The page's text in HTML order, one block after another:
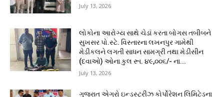
July 13, 2026
લોકોના આરોગ્ય સાથે ચેડાં કરતા બોગસ તબીબને
સુખસર પો.સ્ટે. વિસ્તારના લખનપુર ગામેથી
મેડીકલને લગતી સાધન સામગ્રી તથા મેડીસીન
(દવાઓ) ઓના કુલ રૂા. ૪૯,૦૦૬/- ના...
July 13, 2026
ગુજરાત એગ્રો ઇન્ડસ્ટ્રીઝ કોર્પોરેશન લિમિટેડના